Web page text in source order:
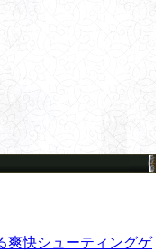
爽快シューティングゲ